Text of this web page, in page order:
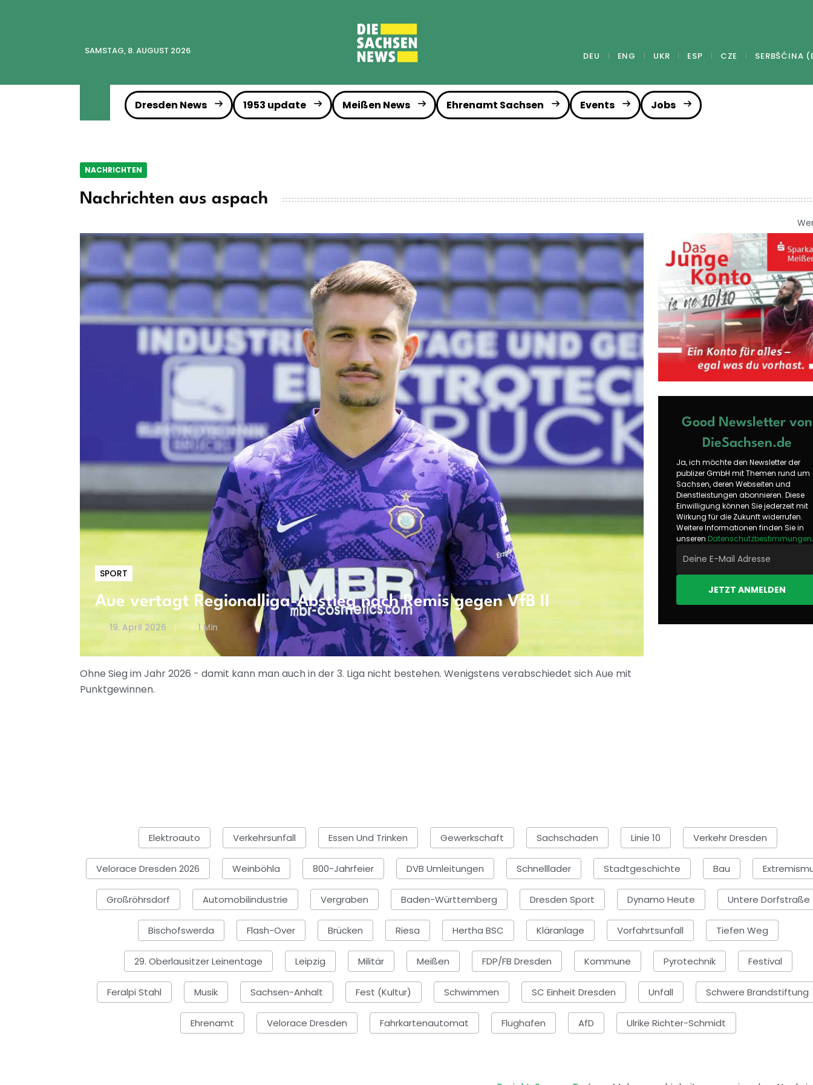
SAMSTAG, 8. AUGUST 2026 DEU ENG UKR ESP CZE SERBŠĆINA
Dresden News 1953 update Meißen News Ehrenamt Sachsen Events Jobs
NACHRICHTEN
Nachrichten aus aspach
SPORT
Aue vertagt Regionalliga-Abstieg nach Remis gegen VfB II
19. April 2026 1 Min
Ohne Sieg im Jahr 2026 - damit kann man auch in der 3. Liga nicht bestehen. Wenigstens verabschiedet sich Aue mit
Punktgewinnen.
Good Newsletter von
DieSachsen.de
Ja, ich möchte den Newsletter der
publizer GmbH mit Themen rund um
Sachsen, deren Webseiten und
Dienstleistungen abonnieren. Diese
Einwilligung können Sie jederzeit mit
Wirkung für die Zukunft widerrufen.
Weitere Informationen finden Sie in
unseren Datenschutzbestimmungen.
JETZT ANMELDEN
Elektroauto Verkehrsunfall Essen Und Trinken Gewerkschaft Sachschaden Linie 10 Verkehr Dresden
Velorace Dresden 2026 Weinböhla 800-Jahrfeier DVB Umleitungen Schnelllader Stadtgeschichte Bau
Großröhrsdorf Automobilindustrie Vergraben Baden-Württemberg Dresden Sport Dynamo Heute Untere Dorfstraße
Bischofswerda Flash-Over Brücken Riesa Hertha BSC Kläranlage Vorfahrtsunfall Tiefen Weg
29. Oberlausitzer Leinentage Leipzig Militär Meißen FDP/FB Dresden Kommune Pyrotechnik Festival
Feralpi Stahl Musik Sachsen-Anhalt Fest (Kultur) Schwimmen SC Einheit Dresden Unfall Schwere Brandstiftung
Ehrenamt Velorace Dresden Fahrkartenautomat Flughafen AfD Ulrike Richter-Schmidt